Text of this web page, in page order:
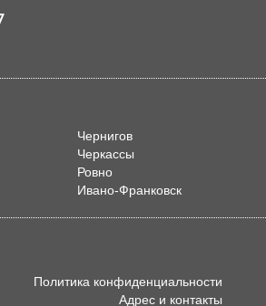
Чернигов
Черкассы
Ровно
Ивано-Франковск
Политика конфиденциальности
Адрес и контакты